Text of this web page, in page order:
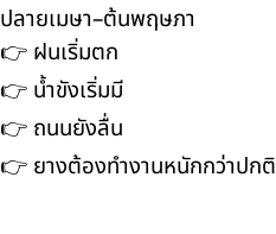
ปลายเมษา–ต้นพฤษภา
👉 ฝนเริ่มตก
👉 น้ำขังเริ่มมี
👉 ถนนยังลื่น
👉 ยางต้องทำงานหนักกว่าปกติ